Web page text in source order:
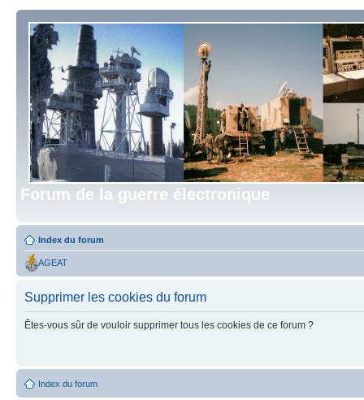
Forum de la guerre électronique
Index du forum
AGEAT
Supprimer les cookies du forum
Êtes-vous sûr de vouloir supprimer tous les cookies de ce forum ?
Index du forum